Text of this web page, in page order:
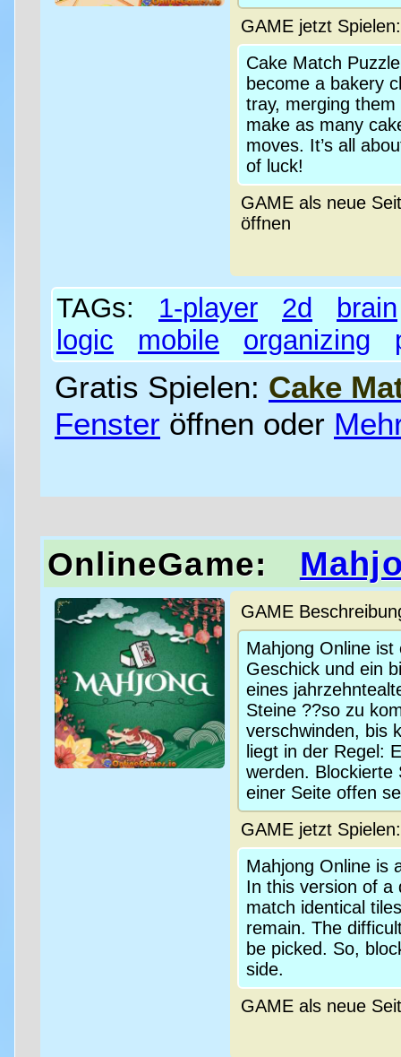
GAME jetzt
Cake Match
become a bakery
tray, merging
make as many
moves. It’s all
of luck!
GAME als neue
öffnen
TAGs: 1-player 2d
brain
logic
mobile organizing
Gratis Spielen: Cake
Fenster öffnen oder
OnlineGame:
GAME
Mahjong Online
Geschick und ein
eines
Steine ??so zu
verschwinden, bis
liegt in der Regel:
werden. Blockierte
einer Seite offen
GAME jetzt
Mahjong Online is
In this version of a
match identical
remain. The
be picked. So,
side.
GAME als neue